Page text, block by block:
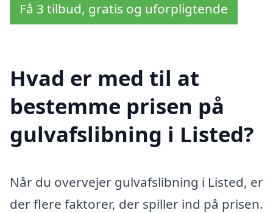
Få 3 tilbud, gratis og uforpligtende
Hvad er med til at
bestemme prisen på
gulvafslibning i Listed?
Når du overvejer gulvafslibning i Listed, er
der flere faktorer, der spiller ind på prisen.